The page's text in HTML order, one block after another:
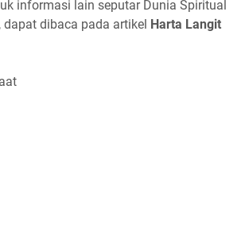
informasi lain seputar Dunia Spiritual
dibaca pada artikel Harta Langit